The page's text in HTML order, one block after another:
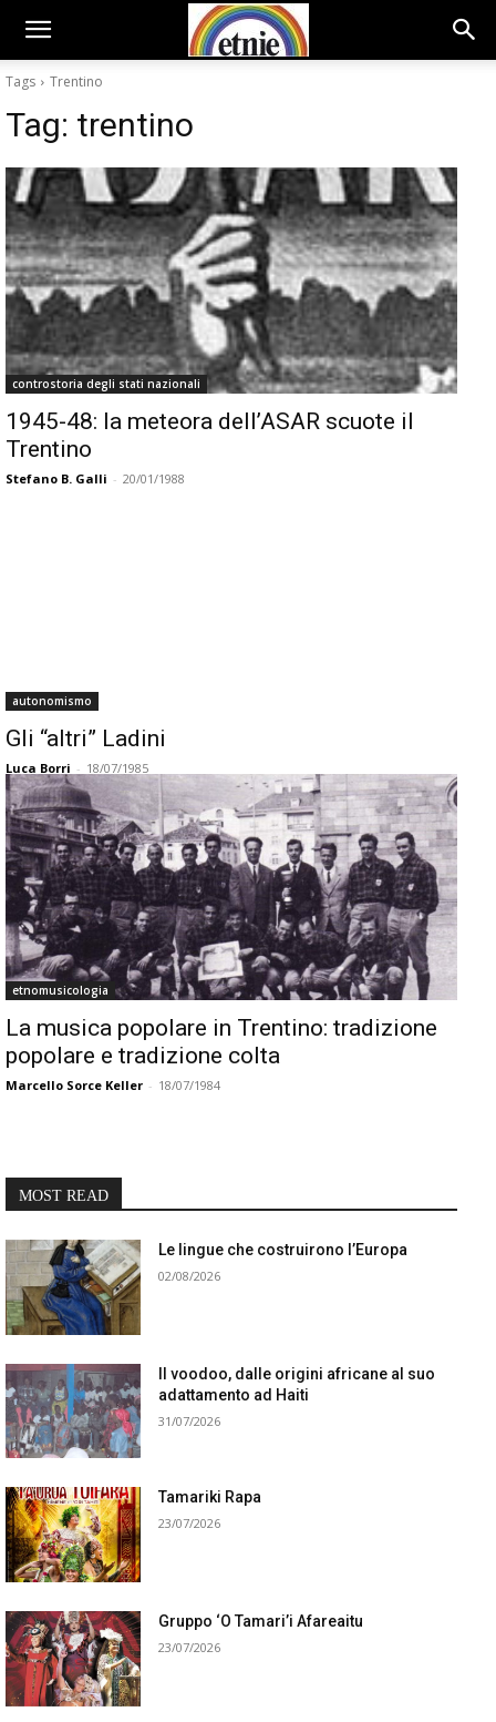
Tags Trentino
Tag: trentino
controstoria degli stati nazionali
1945-48: la meteora dell’ASAR scuote il
Trentino
Stefano B. Galli - 20/01/1988
autonomismo
Gli “altri” Ladini
Luca Borri - 18/07/1985
etnomusicologia
La musica popolare in Trentino: tradizione
popolare e tradizione colta
Marcello Sorce Keller - 18/07/1984
MOST READ
Le lingue che costruirono l’Europa
02/08/2026
Il voodoo, dalle origini africane al suo
adattamento ad Haiti
31/07/2026
Tamariki Rapa
23/07/2026
Gruppo ‘O Tamari’i Afareaitu
23/07/2026